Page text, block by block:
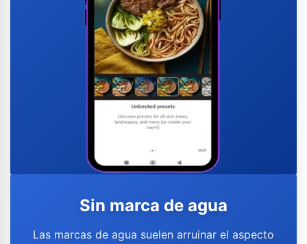
Sin marca de agua
Las marcas de agua suelen arruinar el aspecto